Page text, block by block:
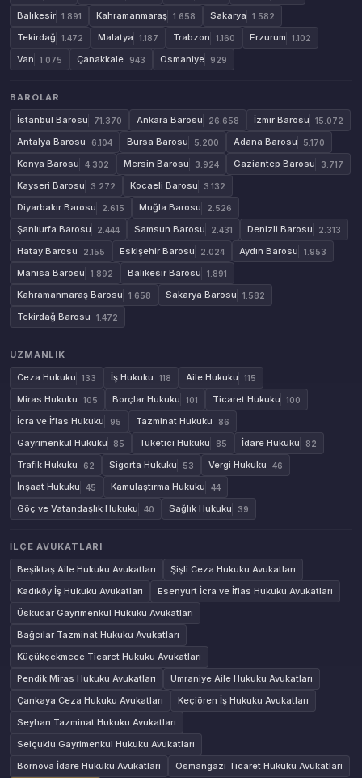
Balıkesir 1.891 Kahramanmaraş 1.658 Sakarya 1.582
Tekirdağ 1.472 Malatya 1.187 Trabzon 1.160 Erzurum 1.102
Van 1.075 Çanakkale 943 Osmaniye 929
BAROLAR
İstanbul Barosu
71.370 Ankara Barosu 26.658 İzmir Barosu 15.072
Antalya Barosu 6.104 Bursa Barosu 5.200 Adana Barosu 5.170
Konya Barosu 4.302 Mersin Barosu 3.924 Gaziantep Barosu 3.717
Kayseri Barosu 3.272 Kocaeli Barosu 3.132
Diyarbakır Barosu 2.615 Muğla Barosu 2.526
Şanlıurfa Barosu 2.444 Samsun Barosu 2.431 Denizli Barosu 2.313
Hatay Barosu 2.155 Eskişehir Barosu 2.024 Aydın Barosu 1.953
Manisa Barosu 1.892 Balıkesir Barosu 1.891
Kahramanmaraş Barosu 1.658 Sakarya Barosu 1.582
Tekirdağ Barosu 1.472
UZMANLIK
Ceza Hukuku
133 İş Hukuku 118 Aile Hukuku 115
Miras Hukuku 105 Borçlar Hukuku 101 Ticaret Hukuku 100
İcra ve İflas Hukuku 95 Tazminat Hukuku 86
Gayrimenkul Hukuku 85 Tüketici Hukuku 85 İdare Hukuku 82
Trafik Hukuku 62 Sigorta Hukuku 53 Vergi Hukuku 46
İnşaat Hukuku 45 Kamulaştırma Hukuku 44
Göç ve Vatandaşlık Hukuku 40 Sağlık Hukuku 39
İLÇE AVUKATLARI
Beşiktaş Aile Hukuku Avukatları
Şişli Ceza Hukuku Avukatları
Kadıköy İş Hukuku Avukatları
Esenyurt İcra ve İflas Hukuku Avukatları
Üsküdar Gayrimenkul Hukuku Avukatları
Bağcılar Tazminat Hukuku Avukatları
Küçükçekmece Ticaret Hukuku Avukatları
Pendik Miras Hukuku Avukatları
Ümraniye Aile Hukuku Avukatları
Çankaya Ceza Hukuku Avukatları
Keçiören İş Hukuku Avukatları
Seyhan Tazminat Hukuku Avukatları
Selçuklu Gayrimenkul Hukuku Avukatları
Bornova İdare Hukuku Avukatları
Osmangazi Ticaret Hukuku Avukatları